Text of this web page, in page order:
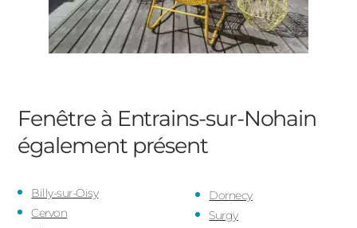
Fenêtre à Entrains-sur-Nohain
également présent
Billy-sur-Oisy
Cervon
Dornecy
Surgy